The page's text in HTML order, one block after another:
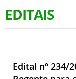
EDITAIS
Edital nº 234/